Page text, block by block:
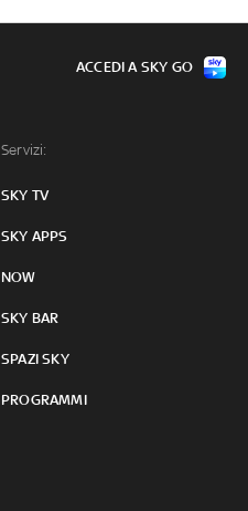
Servizi:
SKY TV
SKY APPS
NOW
SKY BAR
SPAZI SKY
PROGRAMMI
ACCEDI A SKY GO